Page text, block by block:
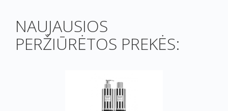
NAUJAUSIOS
PERŽIŪRĖTOS PREKĖS: